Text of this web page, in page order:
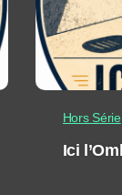
Hors Série
Ici